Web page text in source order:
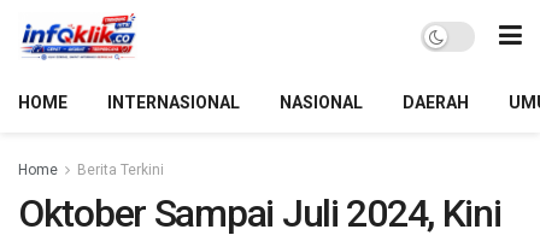
HOME INTERNASIONAL NASIONAL DAERAH
Home Berita Terkini
Oktober Sampai Juli 2024, Kini